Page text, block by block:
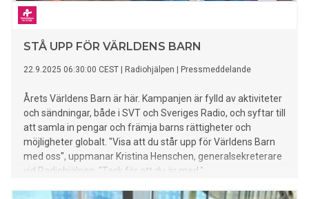
STÅ UPP FÖR VÄRLDENS BARN
22.9.2025 06:30:00 CEST Radiohjälpen Pressmeddelande
Årets Världens Barn är här. Kampanjen är fylld av aktiviteter
och sändningar, både i SVT och Sveriges Radio, och syftar till
att samla in pengar och främja barns rättigheter och
möjligheter globalt. "Visa att du står upp för Världens Barn
med oss", uppmanar Kristina Henschen, generalsekreterare
vid Radiohjälpen. "Tack för att du är med."